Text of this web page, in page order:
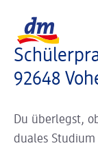
92648
Du überlegst,
duales Studium